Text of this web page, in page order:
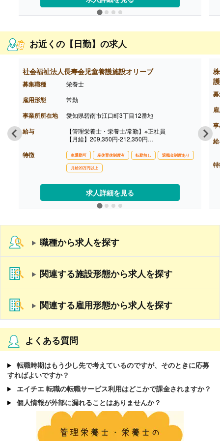
い場合があり、賞与月数が全社平均値を下回りま
す
は1ヶ月分の定期代を支給）
【昇給】年1回
【退職金】あり※勤続3年以上
お近くの【日勤】の求人
社会福祉法人長寿会児童養護施設オリーブ
募集職種 栄養士
雇用形態 常勤
事業所所在地 愛知県碧南市江口町3丁目12番地
給与
【管理栄養士・栄養士/常勤】※正社員
【月給】209,350円-212,350円
・基本給 194,600円-197,600円
・処遇改善手当 9,500円
・職務手当 5,250円
【賞与】年2回（計3.30ヶ月分）※前年度実績
【通勤手当】あり（上限20,900円/月）
【昇給】あり（1月あたり0円-3,000円）※前年度
実績
特徴 車通勤可 産休育休制度有 転勤無し 退職金制度あり
月給20万円以上
求人詳細を見る
職種から求人を探す
関連する施設形態から求人を探す
関連する雇用形態から求人を探す
よくある質問
転職時期はもう少し先で考えているのですが、そのときに応募
すればよいですか？
エイチエ 転職の転職サービス利用はどこかで課金されますか？
個人情報が外部に漏れることはありませんか？